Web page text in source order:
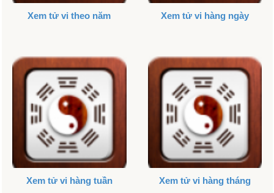
Xem tử vi theo năm Xem tử vi hàng ngày
Xem tử vi hàng tuần Xem tử vi hàng tháng